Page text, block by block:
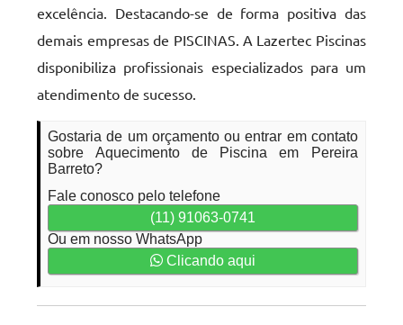
excelência. Destacando-se de forma positiva das
demais empresas de PISCINAS. A Lazertec Piscinas
disponibiliza profissionais especializados para um
atendimento de sucesso.
Gostaria de um orçamento ou entrar em contato
sobre Aquecimento de Piscina em Pereira
Barreto?
Fale conosco pelo telefone
(11) 91063-0741
Ou em nosso WhatsApp
Clicando aqui